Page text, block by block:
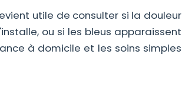
utile de consulter si la douleur
ou si les bleus apparaissent
à domicile et les soins simples